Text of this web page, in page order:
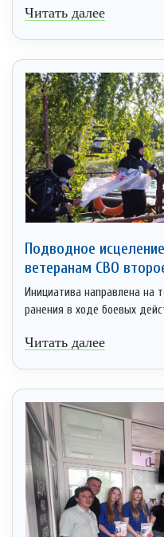
Читать далее
Подводное
ветеранам СВО
Инициатива направлена на
ранения в ходе боевых
Читать далее